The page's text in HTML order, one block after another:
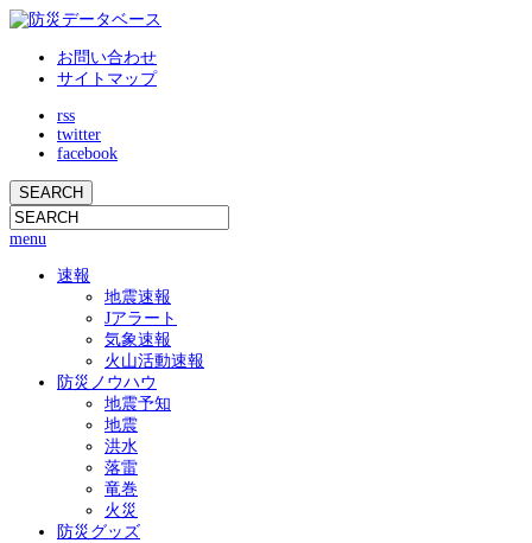
お問い合わせ
サイトマップ
rss
twitter
facebook
menu
速報
地震速報
Jアラート
気象速報
火山活動速報
防災ノウハウ
地震予知
地震
洪水
落雷
竜巻
火災
防災グッズ